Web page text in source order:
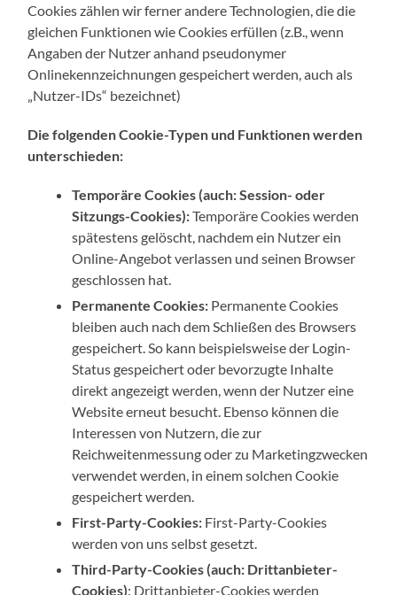
Cookies zählen wir ferner andere Technologien, die die
gleichen Funktionen wie Cookies erfüllen (z.B., wenn
Angaben der Nutzer anhand pseudonymer
Onlinekennzeichnungen gespeichert werden, auch als
„Nutzer-IDs“ bezeichnet)
Die folgenden Cookie-Typen und Funktionen werden
unterschieden:
Temporäre Cookies (auch: Session- oder
Sitzungs-Cookies):Temporäre Cookies werden
spätestens gelöscht, nachdem ein Nutzer ein
Online-Angebot verlassen und seinen Browser
geschlossen hat.
Permanente Cookies: Permanente Cookies
bleiben auch nach dem Schließen des Browsers
gespeichert. So kann beispielsweise der Login-
Status gespeichert oder bevorzugte Inhalte
direkt angezeigt werden, wenn der Nutzer eine
Website erneut besucht. Ebenso können die
Interessen von Nutzern, die zur
Reichweitenmessung oder zu Marketingzwecken
verwendet werden, in einem solchen Cookie
gespeichert werden.
First-Party-Cookies: First-Party-Cookies
werden von uns selbst gesetzt.
Third-Party-Cookies (auch: Drittanbieter-
Cookies): Drittanbieter-Cookies werden